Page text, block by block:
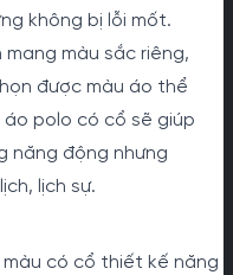
không bị lỗi mốt.
màu sắc riêng,
được màu áo thể
áo polo có cổ sẽ giúp
năng động nhưng
lịch sự.